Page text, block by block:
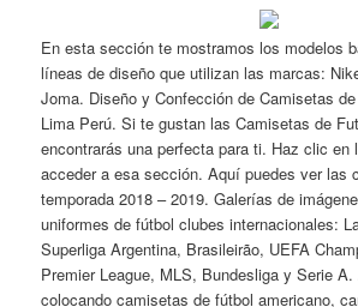
En esta sección te mostramos los modelos
líneas de diseño que utilizan las marcas:
Joma. Diseño y Confección de Camisetas
Lima Perú. Si te gustan las Camisetas de
encontrarás una perfecta para ti. Haz clic en
acceder a esa sección. Aquí puedes ver las
temporada 2018 – 2019. Galerías de
uniformes de fútbol clubes internacionales:
Superliga Argentina, Brasileirão, UEFA
Premier League, MLS, Bundesliga y Serie
colocando camisetas de fútbol americano,